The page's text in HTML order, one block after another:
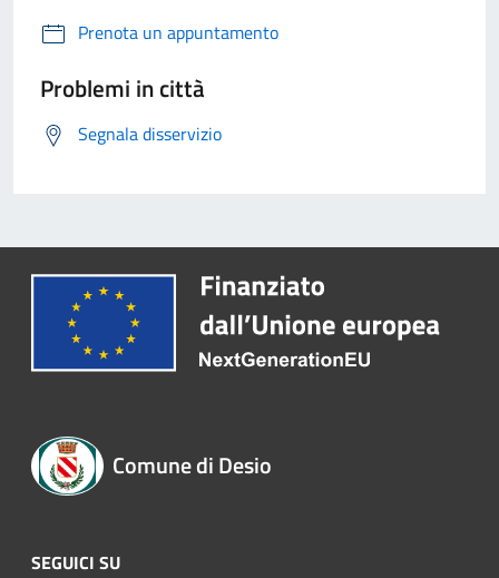
Prenota un appuntamento
Problemi in città
Segnala disservizio
Comune di Desio
SEGUICI SU